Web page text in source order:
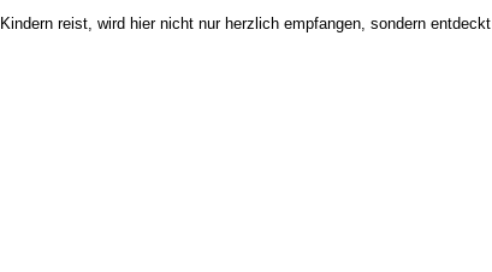
reist, wird hier nicht nur herzlich empfangen, sondern entdeckt